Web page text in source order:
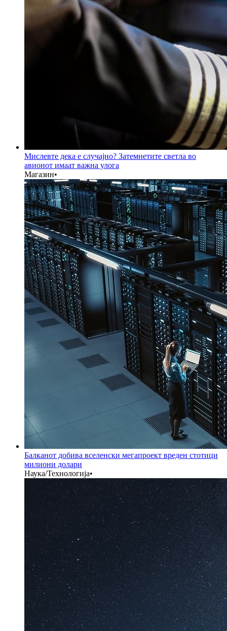
Мислевте дека е случајно? Затемнетите светла во
авионот имаат важна улога
Магазин•
Балканот добива вселенски мегапроект вреден стотици
милиони долари
Наука/Технологија•